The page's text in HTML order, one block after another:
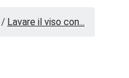
/ Lavare il viso con...